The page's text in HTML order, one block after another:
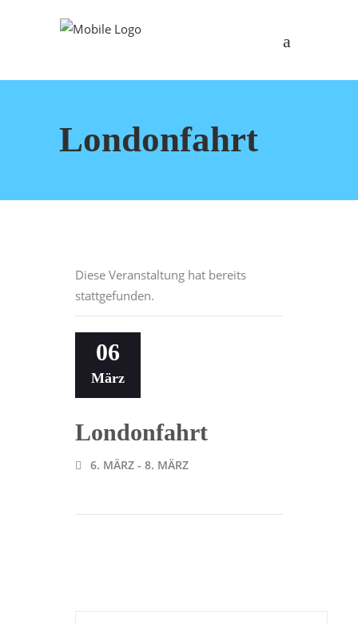
Londonfahrt
Diese Veranstaltung hat bereits
stattgefunden.
06
März
Londonfahrt
6. MÄRZ - 8. MÄRZ